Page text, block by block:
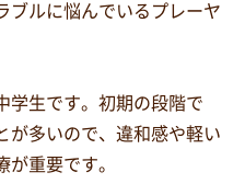
ブルに悩んでいるプレーヤ
学生です。初期の段階で
が多いので、違和感や軽い
重要です。